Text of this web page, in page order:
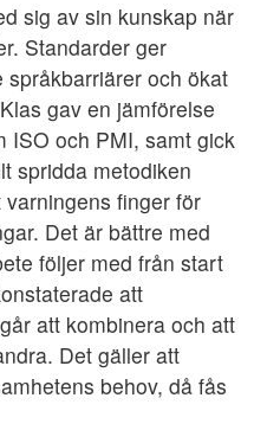
sig av sin kunskap när
Standarder ger
och ökat
gav en jämförelse
ISO och PMI, samt gick
spridda metodiken
finger för
Det är bättre med
följer med från start
att
att kombinera och att
Det gäller att
behov, då fås